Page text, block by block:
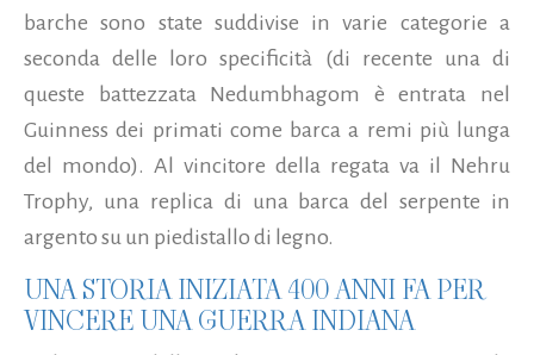
barche sono state suddivise in varie categorie a
seconda delle loro specificità (di recente una di
queste battezzata Nedumbhagom è entrata nel
Guinness dei primati come barca a remi più lunga
del mondo). Al vincitore della regata va il Nehru
Trophy, una replica di una barca del serpente in
argento su un piedistallo di legno.
UNA STORIA INIZIATA 400 ANNI FA PER
VINCERE UNA GUERRA INDIANA